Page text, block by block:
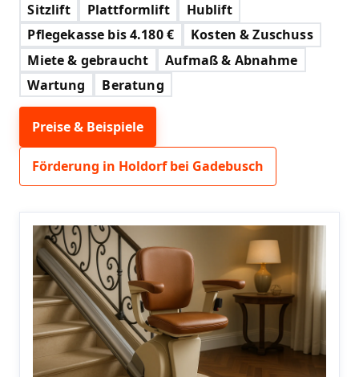
Sitzlift Plattformlift
Hublift
Pflegekasse bis 4.180 €
Kosten & Zuschuss
Miete & gebraucht
Aufmaß & Abnahme
Wartung
Beratung
Preise & Beispiele
Förderung in Holdorf bei Gadebusch